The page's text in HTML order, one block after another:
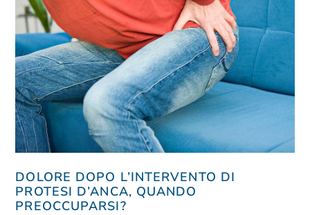
DOLORE DOPO L’INTERVENTO DI
PROTESI D’ANCA, QUANDO
PREOCCUPARSI?